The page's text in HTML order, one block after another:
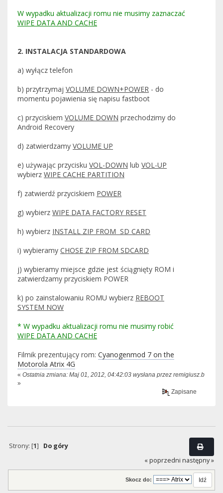
W wypadku aktualizacji romu nie musimy zaznaczać
WIPE DATA AND CACHE
2. INSTALACJA STANDARDOWA
a) wyłącz telefon
b) przytrzymaj VOLUME DOWN+POWER - do
momentu pojawienia się napisu fastboot
c) przyciskiem VOLUME DOWN przechodzimy do
Android Recovery
d) zatwierdzamy VOLUME UP
e) używając przycisku VOL-DOWN lub VOL-UP
wybierz WIPE CACHE PARTITION
f) zatwierdź przyciskiem POWER
g) wybierz WIPE DATA FACTORY RESET
h) wybierz INSTALL ZIP FROM SD CARD
i) wybieramy CHOSE ZIP FROM SDCARD
j) wybieramy miejsce gdzie jest ściągnięty ROM i
zatwierdzamy przyciskiem POWER
k) po zainstalowaniu ROMU wybierz REBOOT
SYSTEM NOW
* W wypadku aktualizacji romu nie musimy robić
WIPE DATA AND CACHE
Filmik prezentujący rom: Cyanogenmod 7 on the
Motorola Atrix 4G
« Ostatnia zmiana: Maj 01, 2012, 04:42:03 wysłana przez remigiusz.b
»
Zapisane
Strony: [1] Do góry
« poprzedni następny »
Skocz do: